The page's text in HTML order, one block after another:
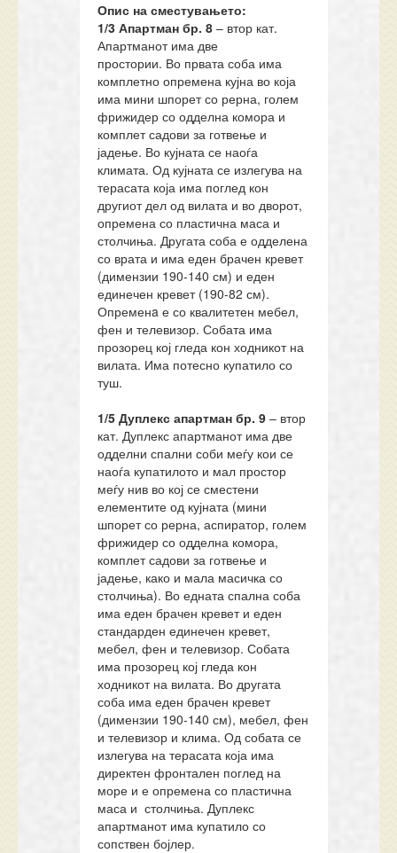
Опис на сместувањето:
1/3 Апартман бр.8 – втор кат.
Апартманот има две
простории. Во првата соба има
комплетно опремена кујна во која
има мини шпорет со рерна, голем
фрижидер со одделна комора и
комплет садови за готвење и
јадење. Во кујната се наоѓа
климата. Од кујната се излегува на
терасата која има поглед кон
другиот дел од вилата и во дворот,
опремена со пластична маса и
столчиња. Другата соба е одделена
со врата и има еден брачен кревет
(димензии 190-140 см) и еден
единечен кревет (190-82 см).
Опременa е со квалитетен мебел,
фен и телевизор. Собата има
прозорец кој гледа кон ходникот на
вилата. Има потесно купатило со
туш.
1/5 Дуплекс апартманбр.9 – втор
кат. Дуплекс апартманот има две
одделни спални соби меѓу кои се
наоѓа купатилото и мал простор
меѓу нив во кој се сместени
елементите од кујната (мини
шпорет со рерна, аспиратор, голем
фрижидер со одделна комора,
комплет садови за готвење и
јадење, како и мала масичка со
столчиња). Во едната спална соба
има еден брачен кревет и еден
стандарден единечен кревет,
мебел, фен и телевизор. Собата
има прозорец кој гледа кон
ходникот на вилата. Во другата
соба има еден брачен кревет
(димензии 190-140 см), мебел, фен
и телевизор и клима. Од собата се
излегува на терасата која има
директен фронтален поглед на
море и е опремена со пластична
маса и столчиња. Дуплекс
апартманот има купатило со
сопствен бојлер.